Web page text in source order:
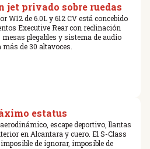
jet privado sobre ruedas
W12 de 6.0L y 612 CV está concebido
Executive Rear con reclinación
plegables y sistema de audio
de 30 altavoces.
estatus
escape deportivo, llantas
en Alcantara y cuero. El S-Class
de ignorar, imposible de